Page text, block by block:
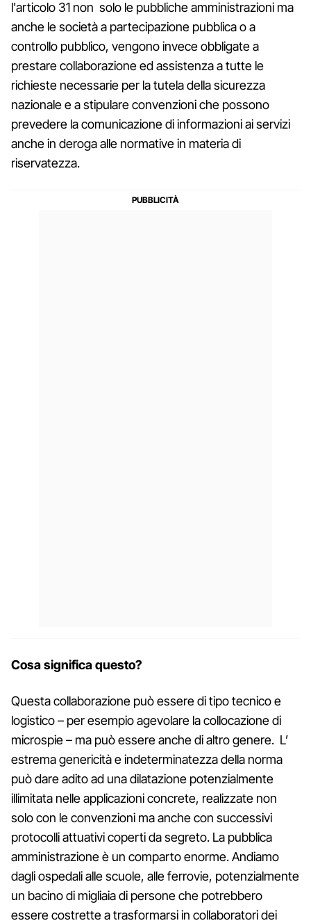
l'articolo 31 non solo le pubbliche amministrazioni ma
anche le società a partecipazione pubblica o a
controllo pubblico, vengono invece obbligate a
prestare collaborazione ed assistenza a tutte le
richieste necessarie per la tutela della sicurezza
nazionale e a stipulare convenzioni che possono
prevedere la comunicazione di informazioni ai servizi
anche in deroga alle normative in materia di
riservatezza.
Cosa significa questo?
Questa collaborazione può essere di tipo tecnico e
logistico – per esempio agevolare la collocazione di
microspie – ma può essere anche di altro genere. L’
estrema genericità e indeterminatezza della norma
può dare adito ad una dilatazione potenzialmente
illimitata nelle applicazioni concrete, realizzate non
solo con le convenzioni ma anche con successivi
protocolli attuativi coperti da segreto. La pubblica
amministrazione è un comparto enorme. Andiamo
dagli ospedali alle scuole, alle ferrovie, potenzialmente
un bacino di migliaia di persone che potrebbero
essere costrette a trasformarsi in collaboratori dei